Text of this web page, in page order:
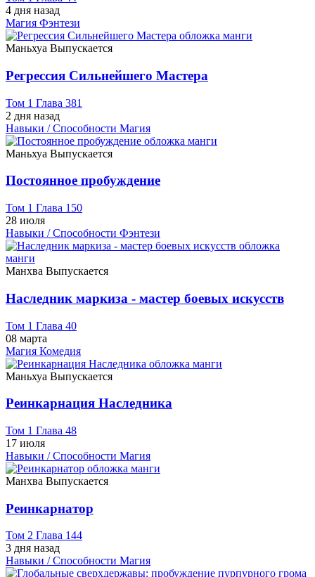
4 дня назад
Магия Фэнтези
Маньхуа Выпускается
Регрессия Сильнейшего Мастера
Том 1 Глава 381
2 дня назад
Навыки / Способности Магия
Маньхуа Выпускается
Постоянное пробуждение
Том 1 Глава 150
28 июля
Навыки / Способности Фэнтези
Манхва Выпускается
Наследник маркиза - мастер боевых искусств
Том 1 Глава 40
08 марта
Магия Комедия
Маньхуа Выпускается
Реинкарнация Наследника
Том 1 Глава 48
17 июля
Навыки / Способности Магия
Манхва Выпускается
Реинкарнатор
Том 2 Глава 144
3 дня назад
Навыки / Способности Магия